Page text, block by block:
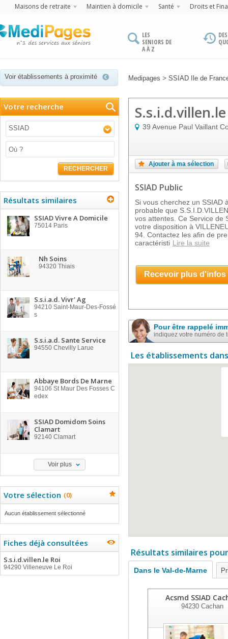
Maisons de retraite Maintien à domicile Santé Droits et
LES
SENIORS DE
A À Z
Voir établissements à proximité Medipages > SSIAD Ile de
Votre recherche
SSIAD
RECHERCHER
Résultats similaires
SSIAD Vivre A Domicile
75014 Paris
Nh Soins
94320 Thiais
S.s.i.a.d. Vivr' Ag
94210 Saint-Maur-Des-Fossé
s
S.s.i.a.d. Sante Service
94550 Chevilly Larue
Abbaye Bords De Marne
94106 St Maur Des Fosses C
edex
SSIAD Domidom Soins
Clamart
92140 Clamart
Voir plus
Votre sélection (0)
Aucun établissement sélectionné
Fiches déjà consultées
S.s.i.d.villen.le Roi
94290 Villeneuve Le Roi
39 Avenue Paul Vaillant
Ajouter à ma sélection
SSIAD Public
Si vous cherchez un SSIAD
probable que
vos attentes. Ce Service de
votre disposition à
94. Contactez les afin de
caractéristi Lire la suite
Recevoir plus d'infos
Pour être rappelé
indiquez votre numéro de
Les établissements
Résultats similaires
Dans le Val-de-Marne
Acsmd SSIAD
94230 Cachan